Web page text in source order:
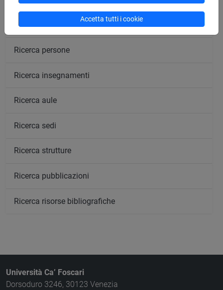
Cerca nel sito
Ricerca persone
Ricerca insegnamenti
Ricerca aule
Ricerca sedi
Ricerca strutture
Ricerca pubblicazioni
Ricerca risorse bibliografiche
Università Ca’ Foscari
Dorsoduro 3246, 30123 Venezia
Accetta tutti i cookie